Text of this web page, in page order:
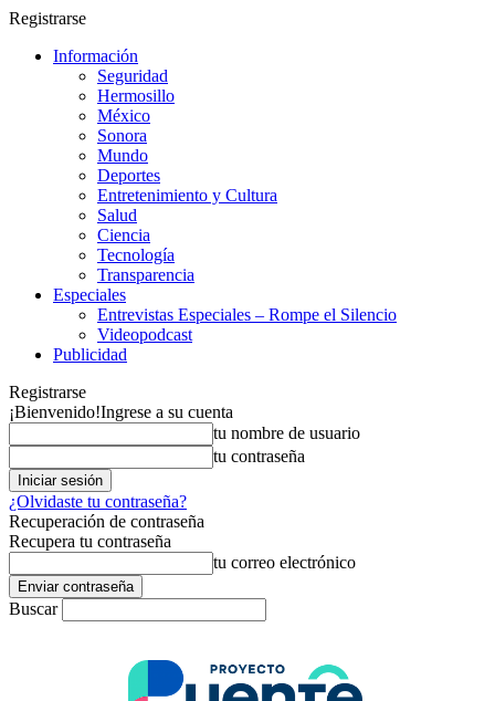
Registrarse
Información
Seguridad
Hermosillo
México
Sonora
Mundo
Deportes
Entretenimiento y Cultura
Salud
Ciencia
Tecnología
Transparencia
Especiales
Entrevistas Especiales – Rompe el Silencio
Videopodcast
Publicidad
Registrarse
¡Bienvenido!Ingrese a su cuenta
tu nombre de usuario
tu contraseña
¿Olvidaste tu contraseña?
Recuperación de contraseña
Recupera tu contraseña
tu correo electrónico
Buscar